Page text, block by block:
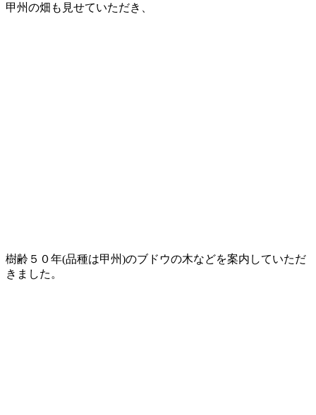
甲州の畑も見せていただき、
樹齢５０年(品種は甲州)のブドウの木などを案内していただ
きました。